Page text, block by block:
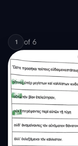
1 of 6